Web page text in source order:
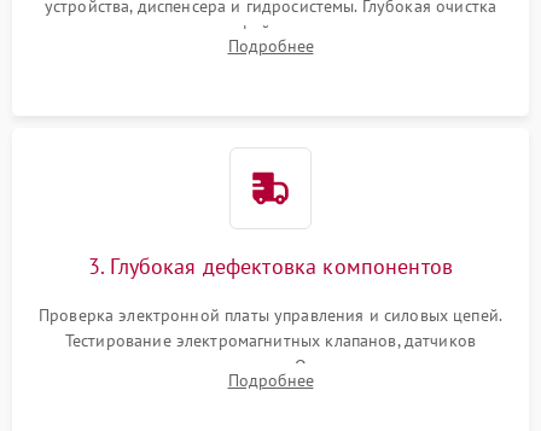
устройства, диспенсера и гидросистемы. Глубокая очистка
внутренних узлов от кофейных масел, жмыха и накипи.
Промывка дренажных каналов и фильтров с использованием
Подробнее
3. Глубокая дефектовка компонентов
Проверка электронной платы управления и силовых цепей.
Тестирование электромагнитных клапанов, датчиков
температуры и расходомера. Оценка степени износа
жерновов кофемолки, уплотнительных колец гидросистемы
Подробнее